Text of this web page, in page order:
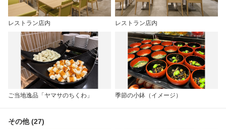
レストラン店内 レストラン店内
ご当地逸品「ヤマサのちくわ」 季節の小鉢（イメージ）
その他 (27)